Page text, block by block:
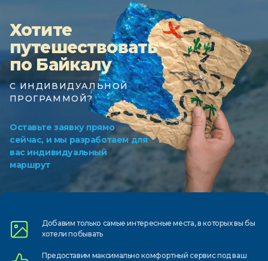
Хотите
путешествовать
по Байкалу
С ИНДИВИДУАЛЬНОЙ
ПРОГРАММОЙ?
Оставьте заявку прямо
сейчас, и мы разработаем для
вас индивидуальный
маршрут
Добавим только самыеинтересные места, в которыхвы бы
хотели побывать
Предоставим максимально комфортныйсервис под ваш